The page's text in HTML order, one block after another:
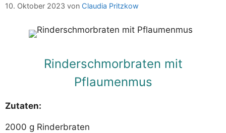
Rinderschmorbraten mit Pflaumenmus
10. Oktober 2023 von Claudia Pritzkow
Rinderschmorbraten mit
Pflaumenmus
Zutaten:
2000 g Rinderbraten